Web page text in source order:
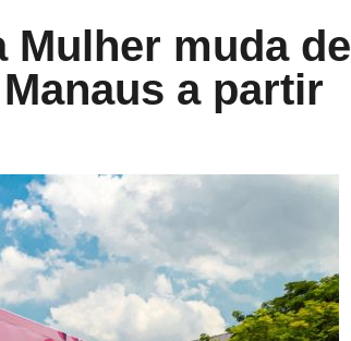
Mulher muda de
a partir